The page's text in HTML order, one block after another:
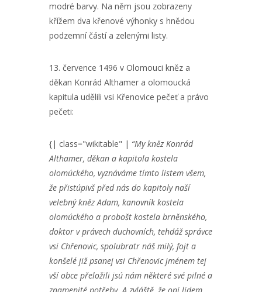
modré barvy. Na něm jsou zobrazeny
křížem dva křenové výhonky s hnědou
podzemní částí a zelenými listy.
13. července 1496 v Olomouci kněz a
děkan Konrád Althamer a olomoucká
kapitula udělili vsi Křenovice pečeť a právo
pečeti:
{| class="wikitable" | “My kněz Konrád
Althamer, děkan a kapitola kostela
olomúckého, vyznáváme tímto listem všem,
že přistúpivš před nás do kapitoly naší
velebný kněz Adam, kanovník kostela
olomúckého a probošt kostela brněnského,
doktor v právech duchovních, tehdáž správce
vsi Chřenovic, spolubratr náš milý, fojt a
konšelé již psanej vsi Chřenovic jménem tej
vší obce přeložili jsú nám některé své pilné a